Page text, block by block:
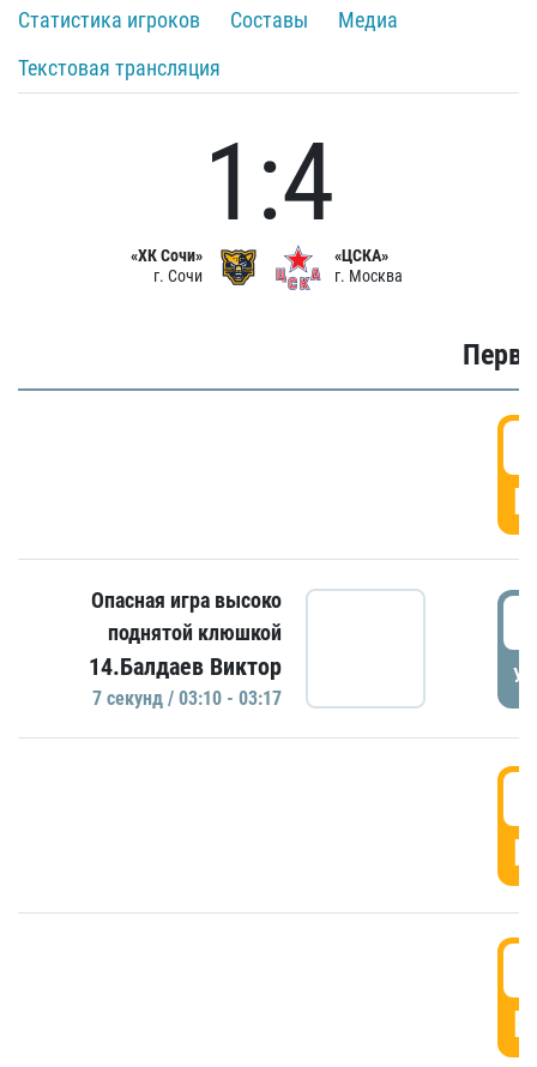
Статистика игроков
Составы
Медиа
Текстовая трансляция
«ХК Сочи»
г. Сочи
1:4
«ЦСКА»
г. Москва
Опасная игра высоко
поднятой клюшкой
14.Балдаев Виктор
7 секунд / 03:10 - 03:17